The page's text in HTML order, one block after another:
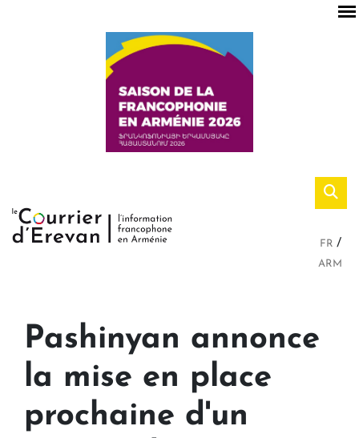
FR
ARM
Pashinyan annonce
la mise en place
prochaine d'un